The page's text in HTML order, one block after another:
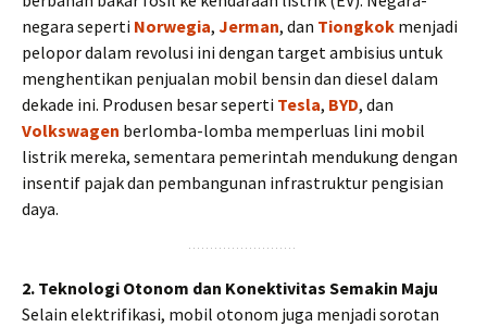
negara seperti Norwegia, Jerman, dan Tiongkok menjadi
pelopor dalam revolusi ini dengan target ambisius untuk
menghentikan penjualan mobil bensin dan diesel dalam
dekade ini. Produsen besar seperti Tesla, BYD, dan
Volkswagen berlomba-lomba memperluas lini mobil
listrik mereka, sementara pemerintah mendukung dengan
insentif pajak dan pembangunan infrastruktur pengisian
daya.
2. Teknologi Otonom dan Konektivitas Semakin Maju
Selain elektrifikasi, mobil otonom juga menjadi sorotan